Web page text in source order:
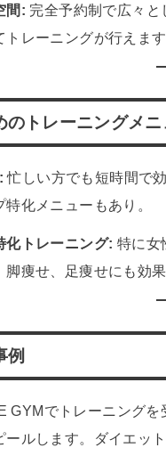
間: 完全予約制で広々
トレーニングが行えま
のトレーニングメニ
忙しい方でも短時間で
化メニューもあり。
化トレーニング: 特に女
痩せ、足痩せにも効果
例
GYMでトレーニング
ールします。ダイエッ